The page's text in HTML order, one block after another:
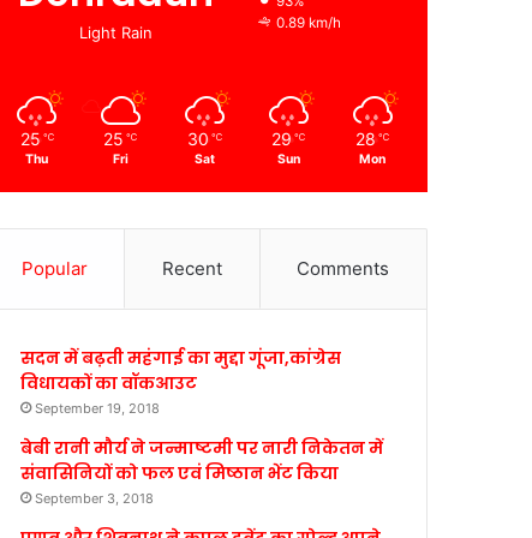
Light Rain
0.89 km/h
25 ℃
Thu
25 ℃
Fri
30 ℃
Sat
29 ℃
Sun
28 ℃
Mon
Popular Recent Comments
सदन में बढ़ती महंगाई का मुद्दा गूंजा,कांग्रेस
विधायकों का वॉकआउट
September 19, 2018
बेबी रानी मौर्य ने जन्माष्टमी पर नारी निकेतन में
संवासिनियों को फल एवं मिष्ठान भेंट किया
September 3, 2018